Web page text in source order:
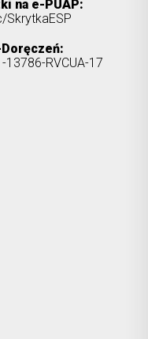
na e-PUAP:
13786-RVCUA-17